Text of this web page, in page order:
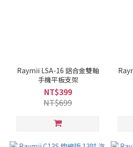
Raymii LSA-16 鋁合金雙軸
手機平板支架
NT$399
NT$699